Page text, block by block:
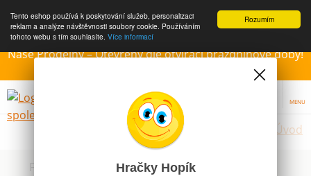
Rozumím
Tento eshop používá k poskytování služeb, personalizaci
reklam a analýze návštěvnosti soubory cookie. Používáním
tohoto webu s tím souhlasíte. Více informací
Naše Prodejny – Otevřeny dle otvírací prázdninové doby!
MENU
Úvod
Filtrovat dle dostupnosti, ceny, výrobce
Hračky Hopík